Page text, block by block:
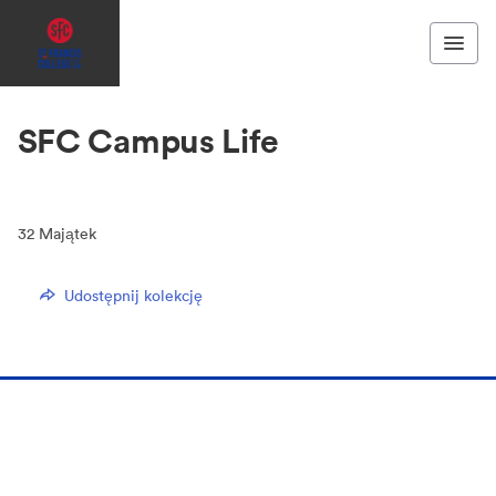
SFC Campus Life
32 Majątek
Udostępnij kolekcję